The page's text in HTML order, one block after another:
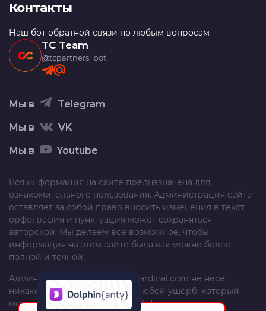
Контакты
Наш бот обратной связи по любым вопросам
TC Team
@tcpartners_bot
Мы в Telegram
Мы в VK
Мы в Youtube
Вся информация на сайте предназначена для
ознакомительного пользования. Администрация сайта
оставляет за собой право вносить изменения в текст,
орфография и пунктуация может сохраняться
авторской. Мы делаем все возможное, чтобы
информация на этом сайте была как можно более
полной и точной.
Администрация сайтаtrafficcardinal.com не несет
никакой ответственности за любой ущерб, который
может быть причинен в любой форме за счет